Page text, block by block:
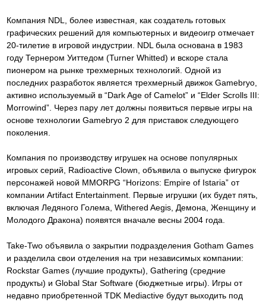
Компания NDL, более известная, как создатель готовых
графических решений для компьютерных и видеоигр отмечает
20-тилетие в игровой индустрии. NDL была основана в 1983
году Тернером Уиттедом (Turner Whitted) и вскоре стала
пионером на рынке трехмерных технологий. Одной из
последних разработок является трехмерный движок Gamebryo,
активно используемый в “Dark Age of Camelot” и “Elder Scrolls III:
Morrowind”. Через пару лет должны появиться первые игры на
основе технологии Gamebryo 2 для приставок следующего
поколения.
Компания по производству игрушек на основе популярных
игровых серий, Radioactive Clown, объявила о выпуске фигурок
персонажей новой MMORPG “Horizons: Empire of Istaria” от
компании Artifact Entertainment. Первые игрушки (их будет пять,
включая Ледяного Голема, Withered Aegis, Демона, Женщину и
Молодого Дракона) появятся вначале весны 2004 года.
Take-Two объявила о закрытии подразделения Gotham Games
и разделила свои отделения на три независимых компании:
Rockstar Games (лучшие продукты), Gathering (средние
продукты) и Global Star Software (бюджетные игры). Игры от
недавно приобретенной TDK Mediactive будут выходить под